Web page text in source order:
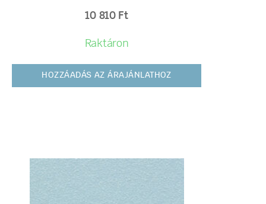
10 810 Ft
Raktáron
HOZZÁADÁS AZ ÁRAJÁNLATHOZ